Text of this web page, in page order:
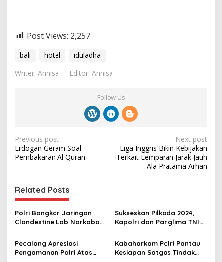
Post Views: 2,257
bali hotel
iduladha
Writer: Annisa
Editor: Annisa
Follow Us
P
o
t
n
a
v
i
g
Previous post
Erdogan Geram Soal
Pembakaran Al Quran
Next post
Liga Inggris Bikin Kebijakan
Terkait Lemparan Jarak Jauh
Ala Pratama Arhan
Related Posts
Polri Bongkar Jaringan
Clandestine Lab Narkoba
Sukseskan Pilkada 2024,
Kapolri dan Panglima TNI
Agama
Pecalang Apresiasi
Pengamanan Polri Atas
Kabaharkam Polri Pantau
Kesiapan Satgas Tindak